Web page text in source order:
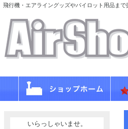
飛行機・エアライングッズやパイロット用品まで
いらっしゃいませ。